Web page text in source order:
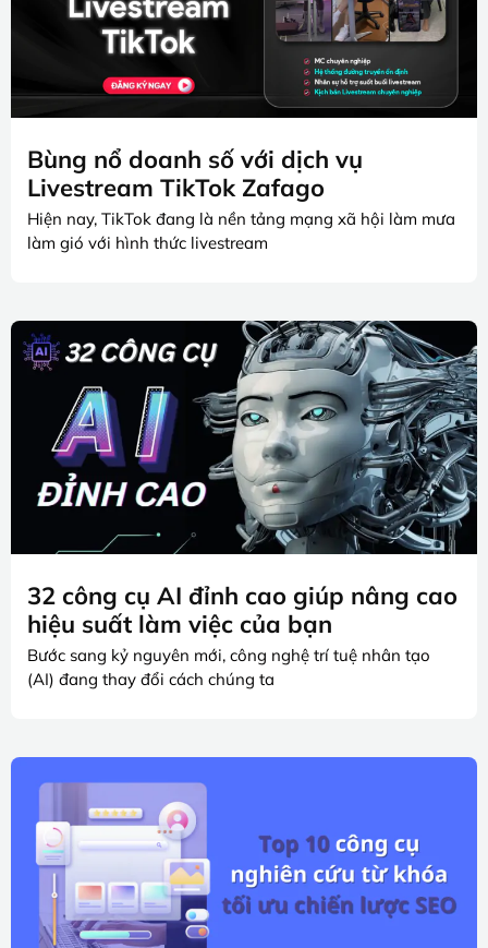
Bùng nổ doanh số với dịch vụ
Livestream TikTok Zafago
Hiện nay, TikTok đang là nền tảng mạng xã hội làm mưa
làm gió với hình thức livestream
32 công cụ AI đỉnh cao giúp nâng cao
hiệu suất làm việc của bạn
Bước sang kỷ nguyên mới, công nghệ trí tuệ nhân tạo
(AI) đang thay đổi cách chúng ta